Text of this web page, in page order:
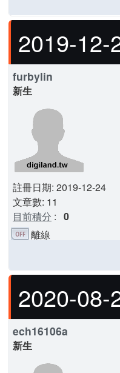
2019-12-
furbylin
新生
註冊日期: 2019-12-24
文章數: 11
目前積分 : 0
離線
2020-08-
ech16106a
新生